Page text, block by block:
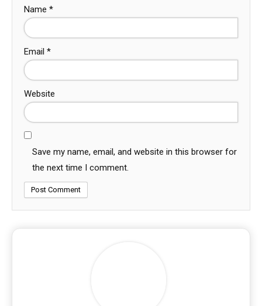
Name *
Email *
Website
Save my name, email, and website in this browser for
the next time I comment.